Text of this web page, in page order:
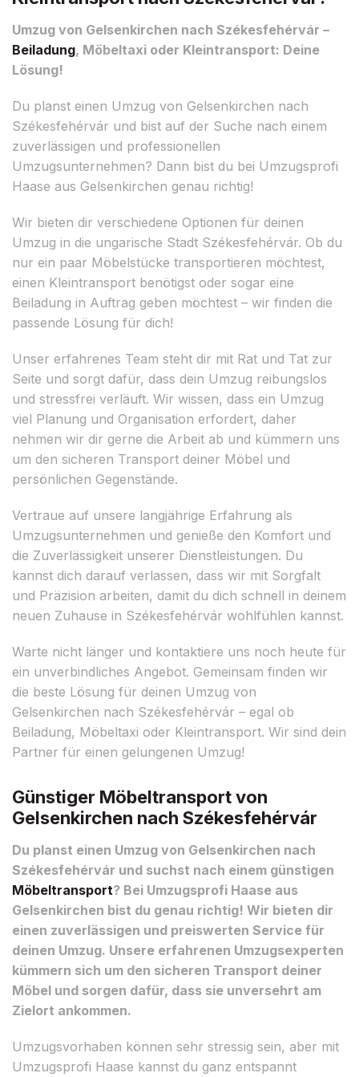
Umzug von Gelsenkirchen nach Székesfehérvár –
Beiladung, Möbeltaxi oder Kleintransport: Deine
Lösung!
Du planst einen Umzug von Gelsenkirchen nach
Székesfehérvár und bist auf der Suche nach einem
zuverlässigen und professionellen
Umzugsunternehmen? Dann bist du bei Umzugsprofi
Haase aus Gelsenkirchen genau richtig!
Wir bieten dir verschiedene Optionen für deinen
Umzug in die ungarische Stadt Székesfehérvár. Ob du
nur ein paar Möbelstücke transportieren möchtest,
einen Kleintransport benötigst oder sogar eine
Beiladung in Auftrag geben möchtest – wir finden die
passende Lösung für dich!
Unser erfahrenes Team steht dir mit Rat und Tat zur
Seite und sorgt dafür, dass dein Umzug reibungslos
und stressfrei verläuft. Wir wissen, dass ein Umzug
viel Planung und Organisation erfordert, daher
nehmen wir dir gerne die Arbeit ab und kümmern uns
um den sicheren Transport deiner Möbel und
persönlichen Gegenstände.
Vertraue auf unsere langjährige Erfahrung als
Umzugsunternehmen und genieße den Komfort und
die Zuverlässigkeit unserer Dienstleistungen. Du
kannst dich darauf verlassen, dass wir mit Sorgfalt
und Präzision arbeiten, damit du dich schnell in deinem
neuen Zuhause in Székesfehérvár wohlfühlen kannst.
Warte nicht länger und kontaktiere uns noch heute für
ein unverbindliches Angebot. Gemeinsam finden wir
die beste Lösung für deinen Umzug von
Gelsenkirchen nach Székesfehérvár – egal ob
Beiladung, Möbeltaxi oder Kleintransport. Wir sind dein
Partner für einen gelungenen Umzug!
Günstiger Möbeltransport von
Gelsenkirchen nach Székesfehérvár
Du planst einen Umzug von Gelsenkirchen nach
Székesfehérvár und suchst nach einem günstigen
Möbeltransport? Bei Umzugsprofi Haase aus
Gelsenkirchen bist du genau richtig! Wir bieten dir
einen zuverlässigen und preiswerten Service für
deinen Umzug. Unsere erfahrenen Umzugsexperten
kümmern sich um den sicheren Transport deiner
Möbel und sorgen dafür, dass sie unversehrt am
Zielort ankommen.
Umzugsvorhaben können sehr stressig sein, aber mit
Umzugsprofi Haase kannst du ganz entspannt